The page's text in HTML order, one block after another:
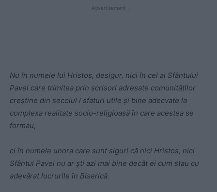
- Advertisement -
Nu în numele lui Hristos, desigur, nici în cel al Sfântului
Pavel care trimitea prin scrisori adresate comunităților
creștine din secolul I sfaturi utile și bine adecvate la
complexa realitate socio-religioasă în care acestea se
formau,
ci în numele unora care sunt siguri că nici Hristos, nici
Sfântul Pavel nu ar ști azi mai bine decât ei cum stau cu
adevărat lucrurile în Biserică.